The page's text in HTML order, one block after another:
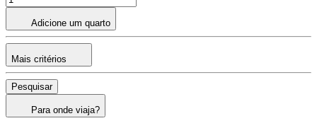
Adicione um quarto
Mais critérios
Pesquisar
Para onde viaja?